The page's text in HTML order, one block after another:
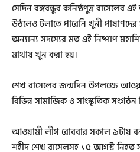
সেদিন বঙ্গবন্ধুর কনিষ্ঠপুত্র রাসেলের
উঠলেও টলাতে পারেনি খুনী পাষাণদের
অন্যান্য সদস্যের মত এই নিষ্পাপ
মাথায় খুন করা হয়।
শেখ রাসেলের জন্মদিন উপলক্ষে
বিভিন্ন সামাজিক ও সাংস্কৃতিক সংগঠন
আওয়ামী লীগ রোববার সকাল ৯টায়
শহীদ শেখ রাসেলসহ ১৫ আগস্ট নিহত